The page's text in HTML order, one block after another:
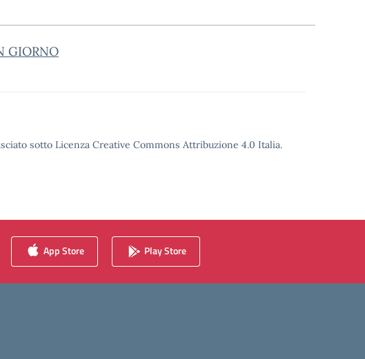
GIORNO
sotto Licenza Creative Commons Attribuzione 4.0 Italia.
App Store Play Store